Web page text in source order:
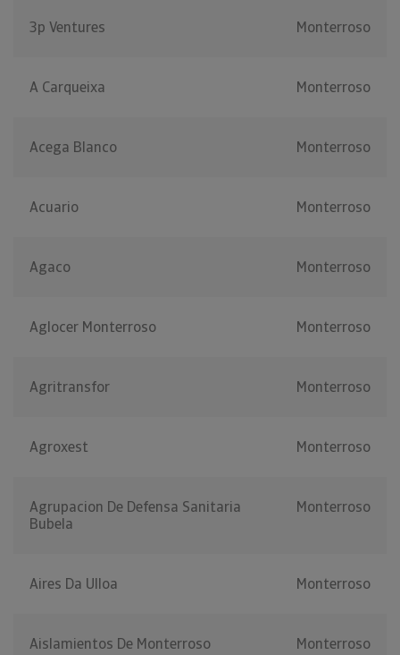
3p Ventures Monterroso
A Carqueixa Monterroso
Acega Blanco Monterroso
Acuario Monterroso
Agaco Monterroso
Aglocer Monterroso Monterroso
Agritransfor Monterroso
Agroxest Monterroso
Agrupacion De Defensa Sanitaria
Bubela
Monterroso
Aires Da Ulloa Monterroso
Aislamientos De Monterroso Monterroso